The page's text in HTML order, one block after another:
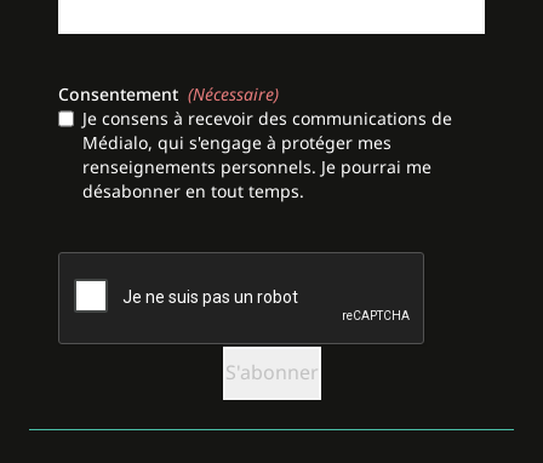
Consentement (Nécessaire)
Je consens à recevoir des communications de
Médialo, qui s'engage à protéger mes
renseignements personnels. Je pourrai me
désabonner en tout temps.
CAPTCHA